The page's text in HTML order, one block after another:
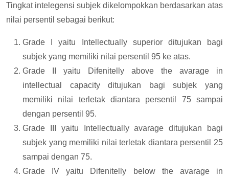
Tingkat intelegensi subjek dikelompokkan berdasarkan atas
nilai persentil sebagai berikut:
Grade I yaitu Intellectually superior ditujukan bagi
subjek yang memiliki nilai persentil 95 ke atas.
Grade II yaitu Difenitelly above the avarage in
intellectual capacity ditujukan bagi subjek yang
memiliki nilai terletak diantara persentil 75 sampai
dengan persentil 95.
Grade III yaitu Intellectually avarage ditujukan bagi
subjek yang memiliki nilai terletak diantara persentil 25
sampai dengan 75.
Grade IV yaitu Difenitelly below the avarage in